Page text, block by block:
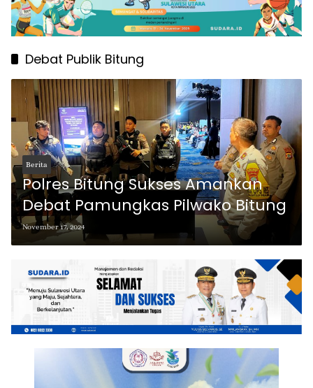
Debat Publik Bitung
Berita
Polres Bitung Sukses Amankan
Debat Pamungkas Pilwako Bitung
November 17, 2024